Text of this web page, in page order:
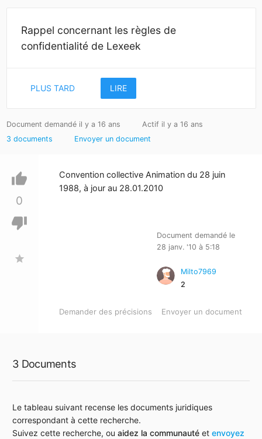
Rappel concernant les règles de
confidentialité de Lexeek
PLUS TARD LIRE
Document demandé il y a 16 ans
Actif il y a 16 ans
3 documents
Envoyer un document
thumb_up
0
thumb_down
star
Convention collective Animation du 28 juin
1988, à jour au 28.01.2010
Document demandé le
28 janv. '10 à 5:18
Milto7969
2
Demander des précisions Envoyer un document
3 Documents
Le tableau suivant recense les documents juridiques
correspondant à cette recherche.
Suivez cette recherche, ou aidez la communauté et envoyez